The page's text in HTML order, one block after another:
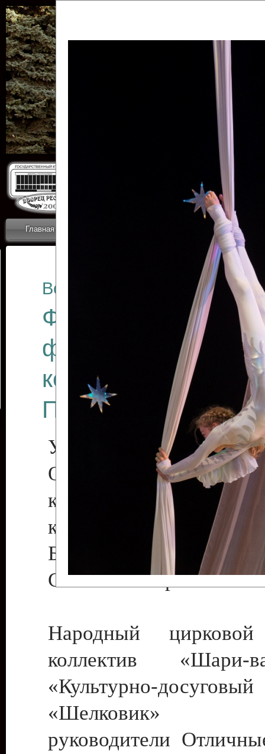
Главная Новости
ОТЧЕТЫ ГКЦ
Все отчеты
Финал
фестиваля
коллективов
Приднестровского
Участники фестиваля:
Образцовый
коллектив
культуры с.
Бендеры ,
Светлана Георгиевна
Народный цирковой
коллектив
«Культурно-
«Шелковик»
руководители